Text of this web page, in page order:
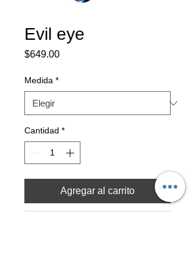
Evil eye
$649.00Precio
Medida *
Cantidad *
Agregar al carrito